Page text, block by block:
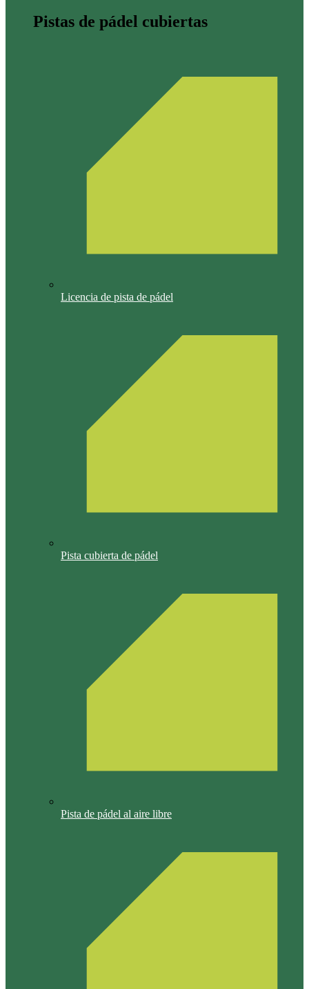
Pistas de pádel cubiertas
Licencia de pista de pádel
Pista cubierta de pádel
Pista de pádel al aire libre